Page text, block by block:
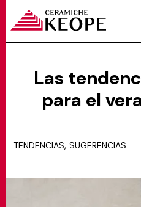
PROYECTOS
Las
para el
TENDENCIAS, SUGERENCIAS